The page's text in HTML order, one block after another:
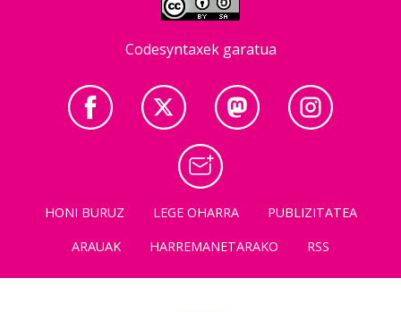
Codesyntaxek garatua
HONI BURUZ LEGE OHARRA
PUBLIZITATEA
ARAUAK
HARREMANETARAKO RSS